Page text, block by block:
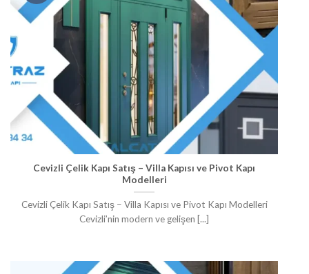
Cevizli Çelik Kapı Satış – Villa Kapısı ve Pivot Kapı
Modelleri
Cevizli Çelik Kapı Satış – Villa Kapısı ve Pivot Kapı Modelleri
Cevizli’nin modern ve gelişen [...]